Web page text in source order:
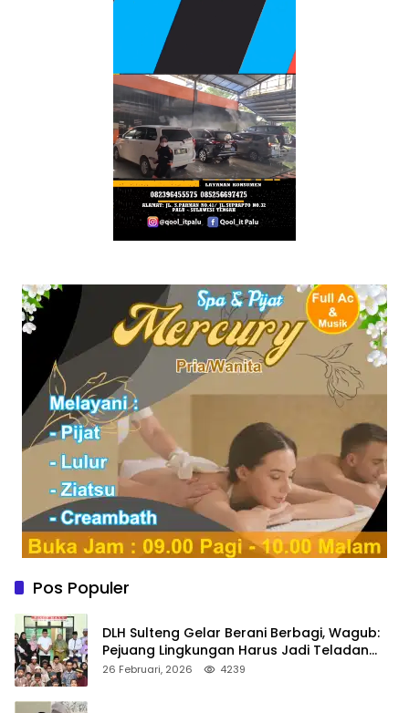
Pos Populer
DLH Sulteng Gelar Berani Berbagi, Wagub:
Pejuang Lingkungan Harus Jadi Teladan
Kepedulian
26 Februari, 2026 4239